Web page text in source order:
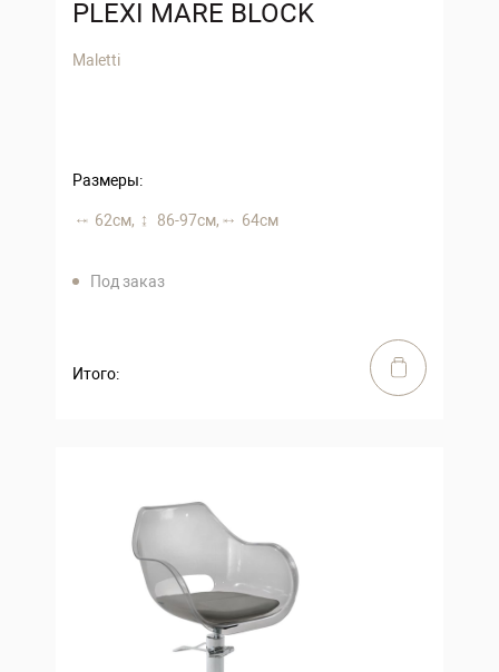
PLEXI MARE BLOCK
Maletti
Размеры:
62 см, 86-97 см, 64 см
Под заказ
Итого: